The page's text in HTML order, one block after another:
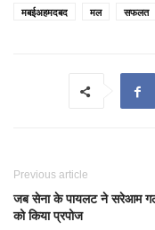
मबईअहमदबद मल सफलत
Previous article
जब सेना के पायलट ने सरेआम
को किया प्रपोज